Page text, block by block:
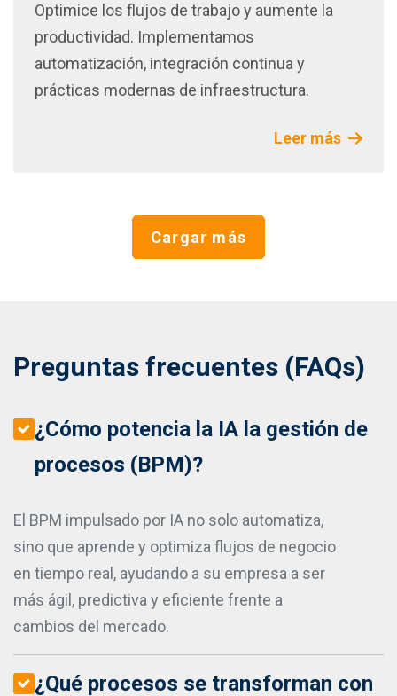
Optimice los flujos de trabajo y aumente la
productividad. Implementamos
automatización, integración continua y
prácticas modernas de infraestructura.
Leer más
Cargar más
Preguntas frecuentes (FAQs)
¿Cómo potencia la IA la gestión de
procesos (BPM)?
El BPM impulsado por IA no solo automatiza,
sino que aprende y optimiza flujos de negocio
en tiempo real, ayudando a su empresa a ser
más ágil, predictiva y eficiente frente a
cambios del mercado.
¿Qué procesos se transforman con